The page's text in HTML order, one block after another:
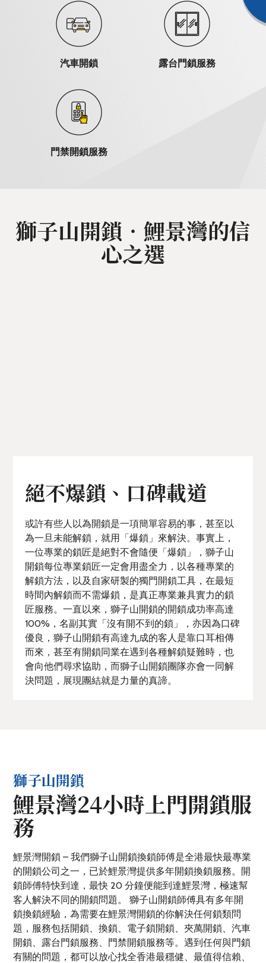
汽車開鎖 露台門鎖服務
門禁開鎖服務
獅子山開鎖‧鯉景灣的信
心之選
絕不爆鎖、口碑載道
或許有些人以為開鎖是一項簡單容易的事，甚至以
為一旦未能解鎖，就用「爆鎖」來解決。事實上，
一位專業的鎖匠是絕對不會隨便「爆鎖」，獅子山
開鎖每位專業鎖匠一定會用盡全力，以各種專業的
解鎖方法，以及自家研製的獨門開鎖工具，在最短
時間內解鎖而不需爆鎖，是真正專業兼具實力的鎖
匠服務。一直以來，獅子山開鎖的開鎖成功率高達
100%，名副其實「沒有開不到的鎖」，亦因為口碑
優良，獅子山開鎖有高達九成的客人是靠口耳相傳
而來，甚至有開鎖同業在遇到各種解鎖疑難時，也
會向他們尋求協助，而獅子山開鎖團隊亦會一同解
決問題，展現團結就是力量的真諦。
獅子山開鎖
鯉景灣24小時上門開鎖服
務
鯉景灣開鎖 – 我們獅子山開鎖換鎖師傅是全港最快最專業
的開鎖公司之一，已於鯉景灣提供多年開鎖換鎖服務。開
鎖師傅特快到達，最快 20 分鐘便能到達鯉景灣，極速幫
客人解決不同的開鎖問題。 獅子山開鎖師傅具有多年開
鎖換鎖經驗，為需要在鯉景灣開鎖的你解決任何鎖類問
題，服務包括開鎖、換鎖、電子鎖開鎖、夾萬開鎖、汽車
開鎖、露台門鎖服務、門禁開鎖服務等。遇到任何與門鎖
有關的問題，都可以放心找全香港最穩健、最值得信賴、